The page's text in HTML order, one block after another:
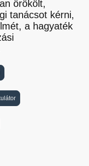
örökölt,
tanácsot kérni,
a hagyaték